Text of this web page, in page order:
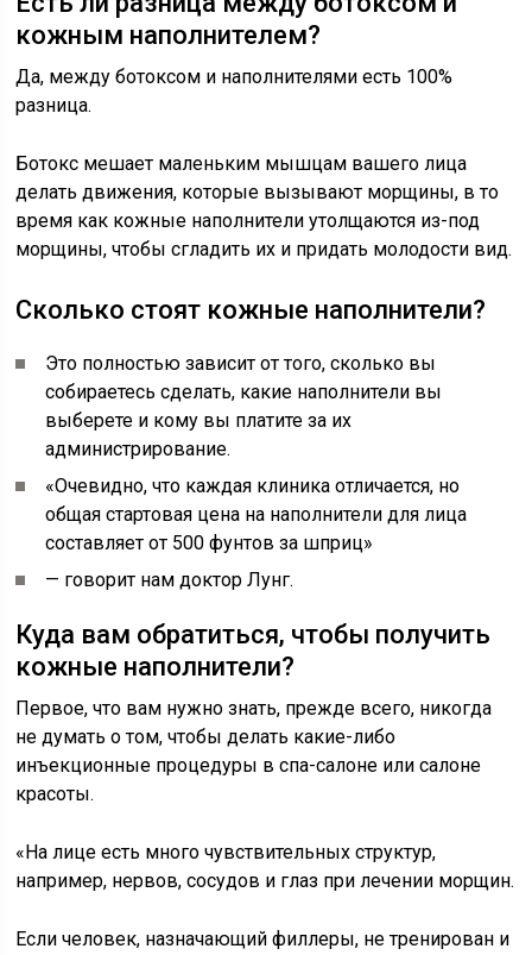
кожным наполнителем?
Да, между ботоксом и наполнителями есть 100%
разница.
Ботокс мешает маленьким мышцам вашего лица
делать движения, которые вызывают морщины, в то
время как кожные наполнители утолщаются из-под
морщины, чтобы сгладить их и придать молодости вид.
Сколько стоят кожные наполнители?
Это полностью зависит от того, сколько вы
собираетесь сделать, какие наполнители вы
выберете и кому вы платите за их
администрирование.
«Очевидно, что каждая клиника отличается, но
общая стартовая цена на наполнители для лица
составляет от 500 фунтов за шприц»
— говорит нам доктор Лунг.
Куда вам обратиться, чтобы получить
кожные наполнители?
Первое, что вам нужно знать, прежде всего, никогда
не думать о том, чтобы делать какие-либо
инъекционные процедуры в спа-салоне или салоне
красоты.
«На лице есть много чувствительных структур,
например, нервов, сосудов и глаз при лечении морщин.
Если человек, назначающий филлеры, не тренирован и